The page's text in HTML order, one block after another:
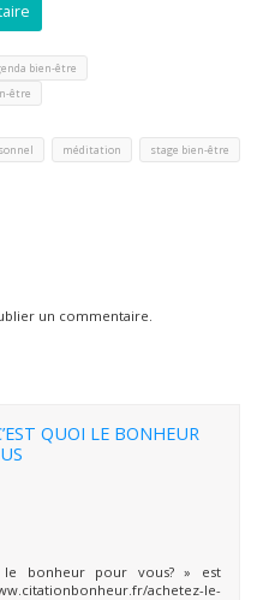
bien-être
être
méditation stage bien-être
un commentaire.
QUOI LE BONHEUR
le bonheur pour vous? » est
achetez-le-